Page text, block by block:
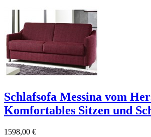
Schlafsofa Messina vom
Komfortables Sitzen und
1598,00 €